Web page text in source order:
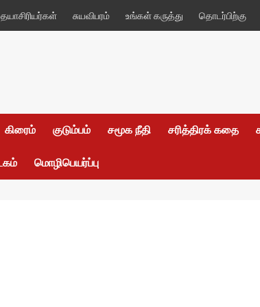
சுயவிபரம் உங்கள் கருத்து தொடர்பிற்கு
கிரைம் குடும்பம் சமூக நீதி சரித்திரக் கதை
மொழிபெயர்ப்பு